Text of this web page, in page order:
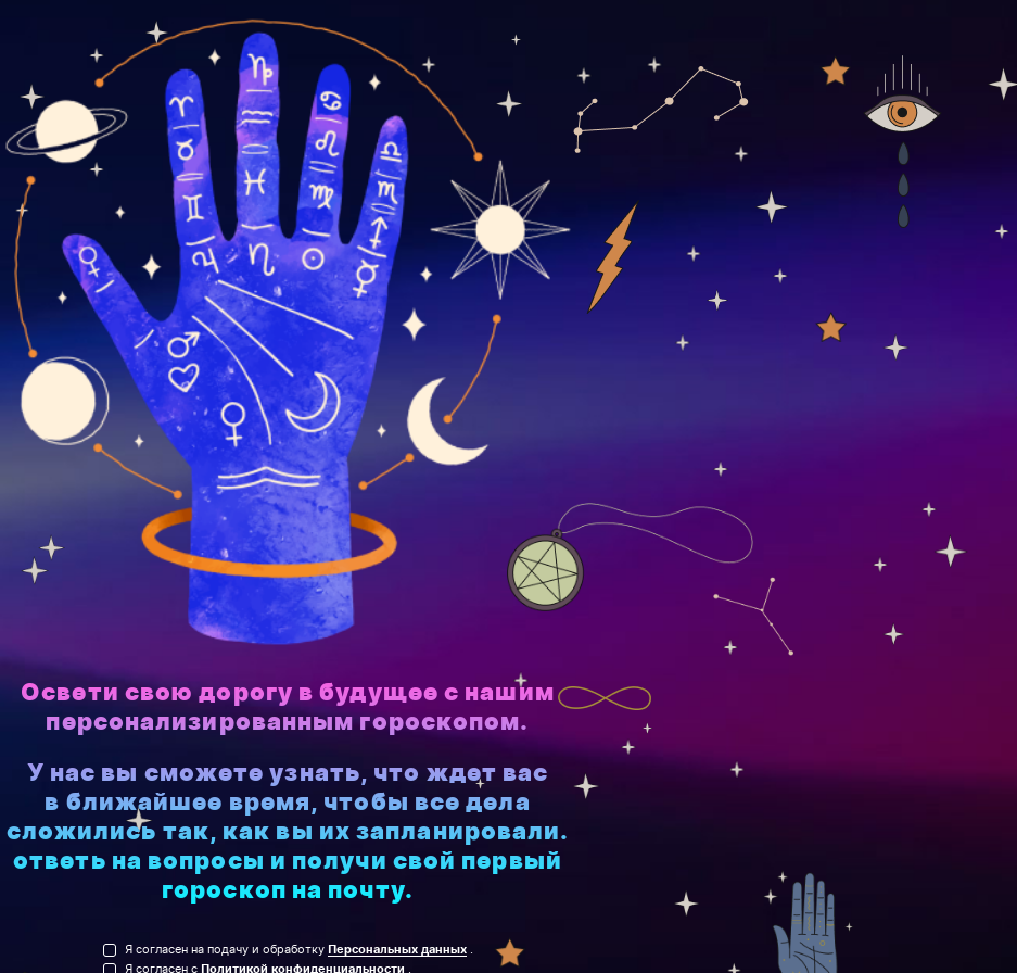
Освети свою дорогу в будущее с нашим
персонализированным гороскопом.
У нас вы сможете узнать, что ждет вас
в ближайшее время, чтобы все дела
сложились так, как вы их запланировали.
ответь на вопросы и получи свой первый
гороскоп на почту.
Я согласен на подачу и обработку Персональных данных
Я согласен с Политикой конфиденциальности